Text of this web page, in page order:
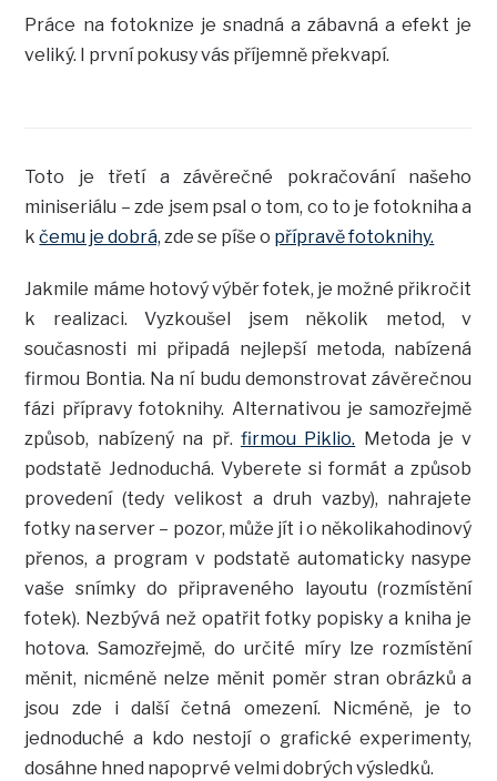
Práce na fotoknize je snadná a zábavná a efekt je
veliký. I první pokusy vás příjemně překvapí.
Toto je třetí a závěrečné pokračování našeho
miniseriálu – zde jsem psal o tom, co to je fotokniha a
kčemu je dobrá, zde se píše o přípravě fotoknihy.
Jakmile máme hotový výběr fotek, je možné přikročit
k realizaci. Vyzkoušel jsem několik metod, v
současnosti mi připadá nejlepší metoda, nabízená
firmou Bontia. Na ní budu demonstrovat závěrečnou
fázi přípravy fotoknihy. Alternativou je samozřejmě
způsob, nabízený na př. firmou Piklio. Metoda je v
podstatě Jednoduchá. Vyberete si formát a způsob
provedení (tedy velikost a druh vazby), nahrajete
fotky na server – pozor, může jít i o několikahodinový
přenos, a program v podstatě automaticky nasype
vaše snímky do připraveného layoutu (rozmístění
fotek). Nezbývá než opatřit fotky popisky a kniha je
hotova. Samozřejmě, do určité míry lze rozmístění
měnit, nicméně nelze měnit poměr stran obrázků a
jsou zde i další četná omezení. Nicméně, je to
jednoduché a kdo nestojí o grafické experimenty,
dosáhne hned napoprvé velmi dobrých výsledků.